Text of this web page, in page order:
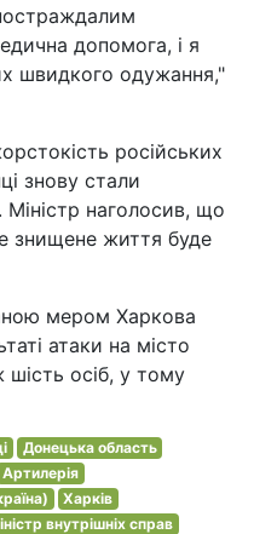
допомога, і я
швидкого одужання,"
російських
знову стали
Міністр наголосив, що
знищене життя буде
мером Харкова
атаки на місто
осіб, у тому
Донецька область
Артилерія
Харків
внутрішніх справ